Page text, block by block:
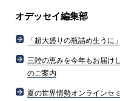
オデッセイ編集部
「超大盛りの瓶詰め生うに
三陸の恵みを今年もお届け
のご案内
夏の世界情勢オンラインセ